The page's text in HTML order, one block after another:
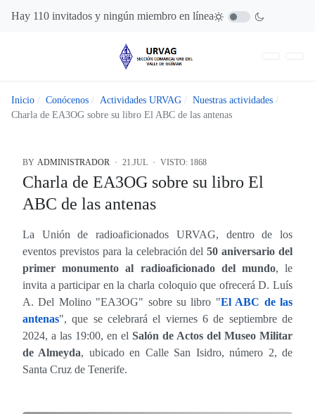
Hay 110 invitados y ningún miembro en línea
Inicio Conócenos Actividades URVAG
Nuestras actividades
Charla de EA3OG sobre su libro El ABC de las antenas
BY ADMINISTRADOR 21.JUL VISTO: 1868
Charla de EA3OG sobre su libro El
ABC de las antenas
La Unión de radioaficionados URVAG, dentro de los
eventos previstos para la celebración del50 aniversario del
primer monumento al radioaficionado del mundo, le
invita a participar en la charla coloquio que ofrecerá D. Luís
A. Del Molino "EA3OG" sobre su libro "El ABC de las
antenas", que se celebrará el viernes 6 de septiembre de
2024, a las 19:00, en el Salón de Actos del Museo Militar
de Almeyda, ubicado en Calle San Isidro, número 2, de
Santa Cruz de Tenerife.